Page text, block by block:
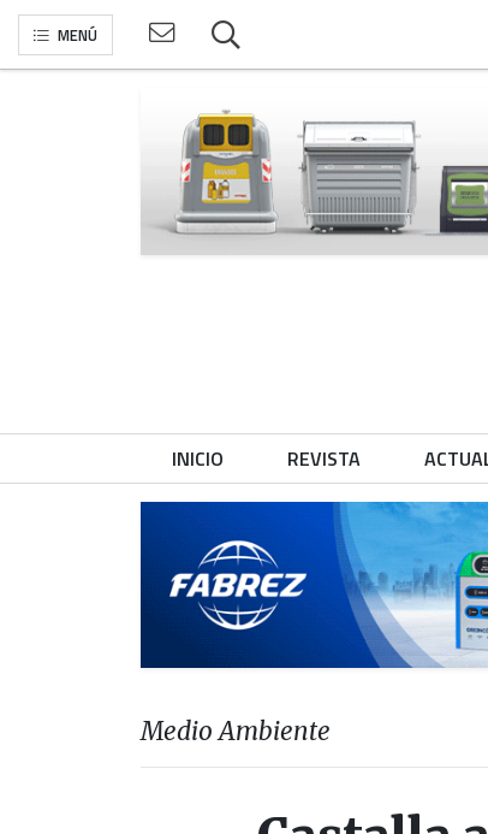
MENÚ
INICIO REVISTA
Medio Ambiente